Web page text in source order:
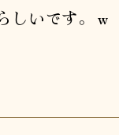
しいです。ｗ